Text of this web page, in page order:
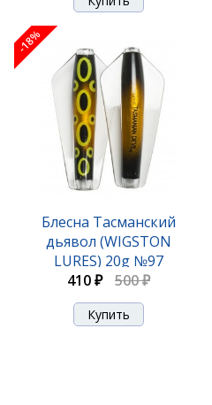
-18%
Блесна Тасманский
дьявол (WIGSTON
LURES) 20g №97
Corrobboree Frog
410 ₽ 500 ₽